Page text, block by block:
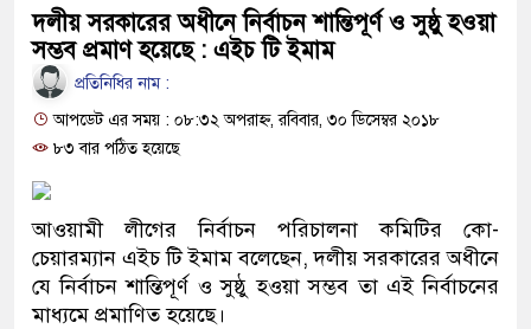
ফ্যাসিবাদবিরোধী আন্দোলনে হত্যাকাণ্ডের বিচার হবে স্বচ্ছ,
ও বিশ্বাসযোগ্য: প্রধানমন্ত্রী
মাননীয় প্রধানমন্ত্রী, মন্ত্রীবর্গ ও সরকারের উচ্চপর্যায়ের কর্মকর্তাদের
সিল-স্বাক্ষর জালিয়াতি চক্রের পাঁচ সদস্য গ্রেফতার; বিপুল আলামত
উদ্ধার
জনগণ পরিবর্তন চেয়েছে বলেই জুলাই আন্দোলন সফল হয়েছে :
দলীয় সরকারের অধীনে নির্বাচন শান্তিপূর্ণ ও সুষ্ঠু হওয়া
সম্ভব প্রমাণ হয়েছে : এইচ টি ইমাম
প্রতিনিধির নাম :
আপডেট এর সময় : ০৮:৩২ অপরাহ্ন, রবিবার, ৩০ ডিসেম্বর ২০১৮
৮৩ বার পঠিত হয়েছে
আওয়ামী লীগের নির্বাচন পরিচালনা কমিটির কো-
চেয়ারম্যান এইচ টি ইমাম বলেছেন, দলীয় সরকারের অধীনে
যে নির্বাচন শান্তিপূর্ণ ও সুষ্ঠু হওয়া সম্ভব তা এই নির্বাচনের
মাধ্যমে প্রমাণিত হয়েছে।